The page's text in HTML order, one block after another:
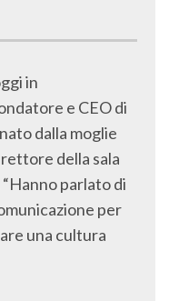
in
e CEO di
dalla moglie
della sala
parlato di
per
una cultura